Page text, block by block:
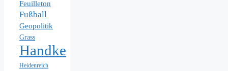
Feuilleton
Fußball
Geopolitik
Grass
Handke
Heidenreich